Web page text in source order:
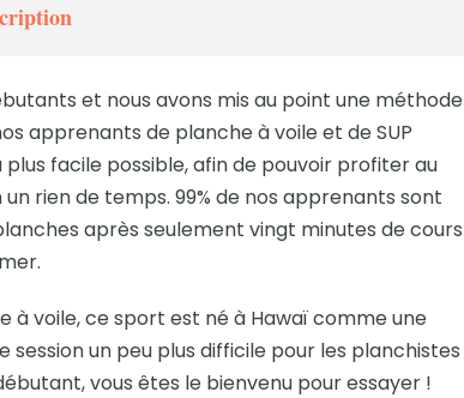
et nous avons mis au point une méthode
apprenants de planche à voile et de SUP
facile possible, afin de pouvoir profiter au
rien de temps. 99% de nos apprenants sont
après seulement vingt minutes de cours
voile, ce sport est né à Hawaï comme une
session un peu plus difficile pour les planchistes
vous êtes le bienvenu pour essayer !